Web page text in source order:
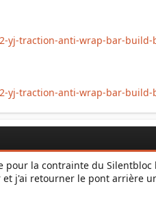
pour la contrainte du
j'ai retourner le pont arrière